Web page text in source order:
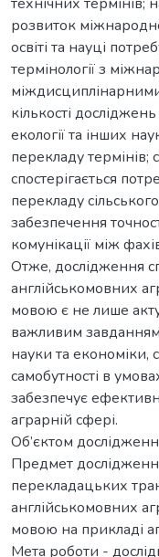
розвиток
освіті та науці
термінології з
кількості
екології та інших
перекладу термінів;
спостерігається
перекладу
забезпечення
комунікації між
Отже, дослідження
англійськомовних
мовою є не лише
важливим
науки та
самобутності в
забезпечує
аграрній сфері.
Об’єктом
Предмет
перекладацьких
англійськомовних
мовою на прикладі
Мета роботи -